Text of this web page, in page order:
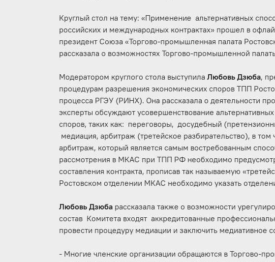
Круглый стол на тему: «Применение альтернативных
российских и международных контрактах» прошел в
президент Союза «Торгово-промышленная палата
рассказала о возможностях Торгово-промышленной
Модератором круглого стола выступилаЛюбовь Дзюба,
процедурам разрешения экономических споров ТПП
процесса РГЭУ (РИНХ). Она рассказала о деятельности
эксперты обсуждают усовершенствование
споров, таких как: переговоры, досудебный
медиация, арбитраж (третейское разбирательство), в
арбитраж, который является самым востребованным
рассмотрения в МКАС при ТПП РФ необходимо
составления контракта, прописав так называемую
Ростовском отделении МКАС необходимо указать
Любовь Дзюба рассказала также о возможности
состав Комитета входят аккредитованные
провести процедуру медиации и заключить медиативное
- Многие членские организации обращаются в Торгово-